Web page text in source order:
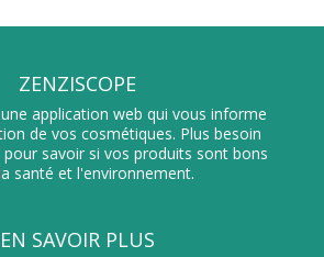
ZENZISCOPE
application web qui vous informe
de vos cosmétiques. Plus besoin
savoir si vos produits sont bons
santé et l'environnement.
EN SAVOIR PLUS